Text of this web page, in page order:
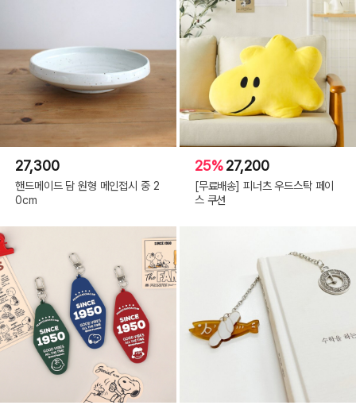
27,300
핸드메이드 담 원형 메인접시 중 2
0cm
25%27,200
[무료배송] 피너츠 우드스탁 페이
스 쿠션